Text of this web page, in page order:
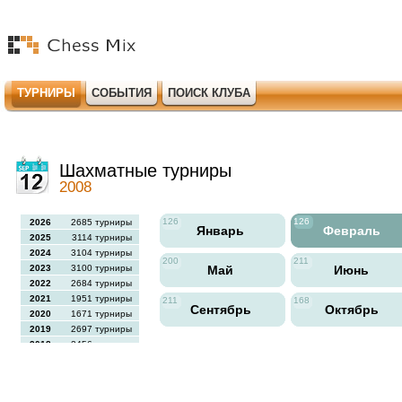
ТУРНИРЫ СОБЫТИЯ ПОИСК КЛУБА
Шахматные турниры
2008
2026
2685 турниры
2025
3114 турниры
2024
3104 турниры
2023
3100 турниры
2022
2684 турниры
2021
1951 турниры
2020
1671 турниры
2019
2697 турниры
2018
2456 турниры
126
Январь
126
Февраль
200
Май
211
Июнь
211
Сентябрь
168
Октябрь